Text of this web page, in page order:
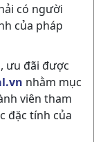
có người
của pháp
ưu đãi được
nhằm mục
viên tham
đặc tính của